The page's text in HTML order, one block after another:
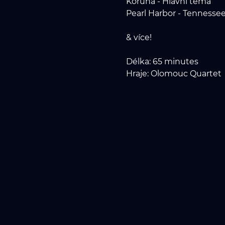
Pearl Harbor -
& více!
Délka: 65 minutes
Hraje: Olomouc Quartet